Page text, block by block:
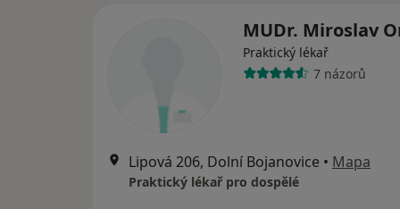
MUDr. Miroslav
Praktický lékař
7 názorů
Lipová 206, Dolní Bojanovice • Mapa
Praktický lékař pro dospělé